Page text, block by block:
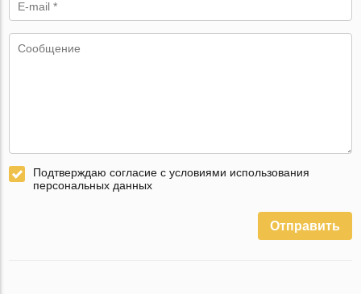
Подтверждаю согласие с условиями использования
персональных данных
Отправить